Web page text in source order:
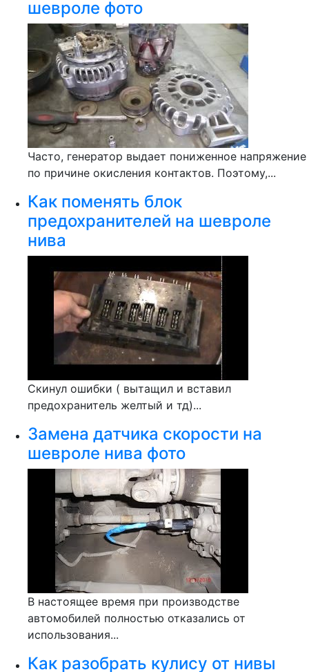
шевроле фото
Часто, генератор выдает пониженное напряжение
по причине окисления контактов. Поэтому,...
Как поменять блок
предохранителей на шевроле
нива
Скинул ошибки ( вытащил и вставил
предохранитель желтый и тд)...
Замена датчика скорости на
шевроле нива фото
В настоящее время при производстве
автомобилей полностью отказались от
использования...
Как разобрать кулису от нивы